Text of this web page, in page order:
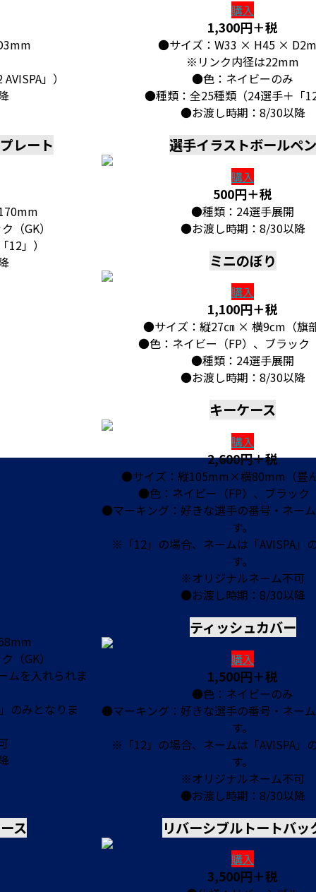
」）
購入
1,300円＋税
●サイズ：W33 × H45 ×
※リンク内径は22mm
●色：ネイビーのみ
●種類：全25種類（24選手＋「
●お渡し時期：8/30以降
レート
（GK）
」）
選手イラストボールペン
購入
500円＋税
●種類：24選手展開
●お渡し時期：8/30以降
ミニのぼり
購入
1,100円＋税
●サイズ：縦27㎝ × 横9cm（旗
●色：ネイビー（FP）、ブラック
●種類：24選手展開
●お渡し時期：8/30以降
（GK）
ムを入れられま
のみとなりま
キーケース
購入
2,600円＋税
●サイズ：縦105mm×横80mm（畳
●色：ネイビー（FP）、ブラック
●マーキング：好きな選手の番号・ネー
す。
※「12」の場合、ネームは「AVISPA」
す。
※オリジナルネーム不可
●お渡し時期：8/30以降
ティッシュカバー
購入
1,500円＋税
●色：ネイビーのみ
●マーキング：好きな選手の番号・ネー
す。
※「12」の場合、ネームは「AVISPA」
す。
※オリジナルネーム不可
●お渡し時期：8/30以降
ス リバーシブルトートバッ
購入
3,500円＋税